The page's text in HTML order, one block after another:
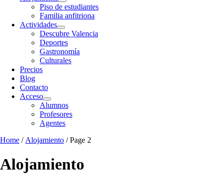
Piso de estudiantes
Familia anfitriona
Actividades
Descubre Valencia
Deportes
Gastronomía
Culturales
Precios
Blog
Contacto
Acceso
Alumnos
Profesores
Agentes
Home / Alojamiento / Page 2
Alojamiento